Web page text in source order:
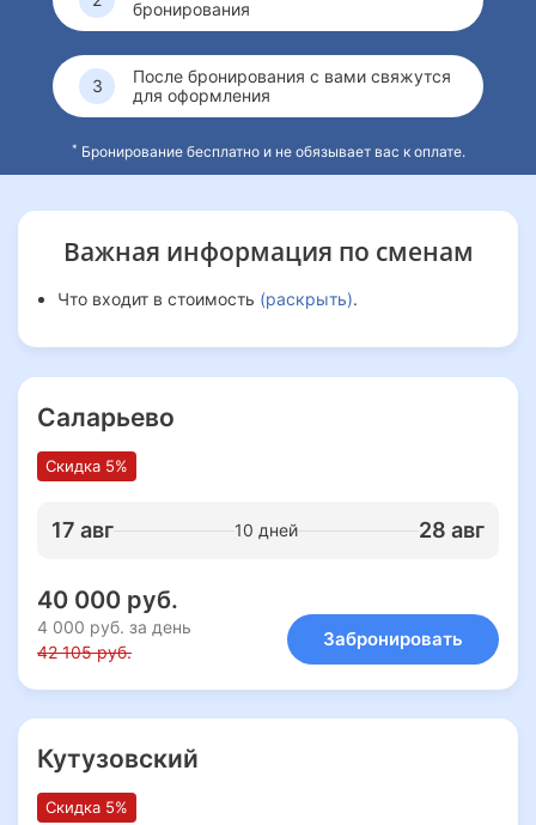
выстраивать коммуникацию на сцене, в кадре и в жизни.
Три преимущества смены:
знакомство с тремя направлениями,
итоговый мультимедийный проект,
запись видеовизитки и возможность участия в кастингах
в кино
бронирования
После бронирования с вами свяжутся
для оформления
* Бронирование бесплатно и не обязывает вас к оплате.
Важная информация по сменам
Что входит в стоимость (раскрыть).
Саларьево
Скидка 5%
17 авг 10 дней 28 авг
40 000 руб.
4 000 руб. за день
42 105 руб.
Забронировать
Кутузовский
Скидка 5%